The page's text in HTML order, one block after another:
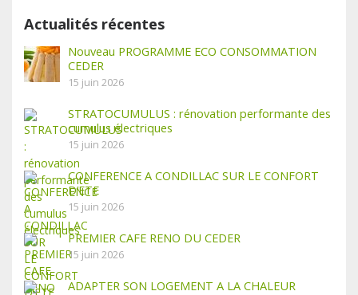
Actualités récentes
Nouveau PROGRAMME ECO CONSOMMATION
CEDER
15 juin 2026
STRATOCUMULUS : rénovation performante des
cumulus électriques
15 juin 2026
CONFERENCE A CONDILLAC SUR LE CONFORT
D’ETE
15 juin 2026
PREMIER CAFE RENO DU CEDER
15 juin 2026
ADAPTER SON LOGEMENT A LA CHALEUR